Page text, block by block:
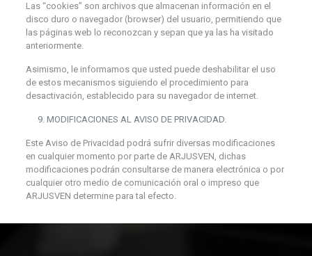
Las “cookies” son archivos que almacenan información en el
disco duro o navegador (browser) del usuario, permitiendo que
las páginas web lo reconozcan y sepan que ya las ha visitado
anteriormente.
Asimismo, le informamos que usted puede deshabilitar el uso
de estos mecanismos siguiendo el procedimiento para
desactivación, establecido para su navegador de internet.
MODIFICACIONES AL AVISO DE PRIVACIDAD.
Este Aviso de Privacidad podrá sufrir diversas modificaciones
en cualquier momento por parte de ARJUSVEN, dichas
modificaciones podrán consultarse de manera electrónica o por
cualquier otro medio de comunicación oral o impreso que
ARJUSVEN determine para tal efecto.